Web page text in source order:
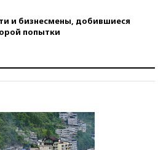
и бизнесмены, добившиеся
попытки